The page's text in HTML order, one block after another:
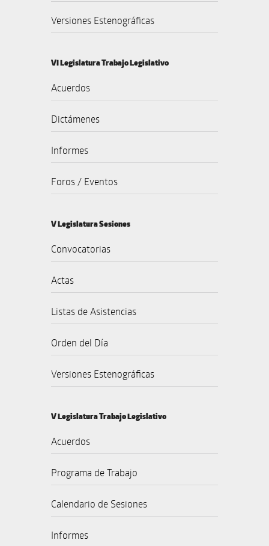
Versiones Estenográficas
VI Legislatura Trabajo Legislativo
Acuerdos
Dictámenes
Informes
Foros / Eventos
V Legislatura Sesiones
Convocatorias
Actas
Listas de Asistencias
Orden del Día
Versiones Estenográficas
V Legislatura Trabajo Legislativo
Acuerdos
Programa de Trabajo
Calendario de Sesiones
Informes